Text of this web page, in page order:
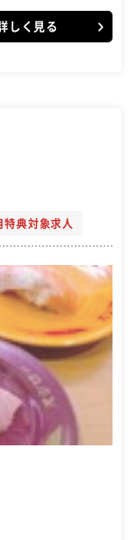
しく見る
特典対象求人